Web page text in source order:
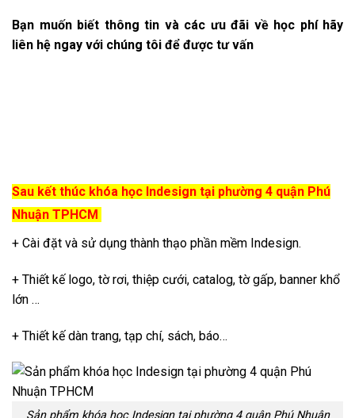
Bạn muốn biết thông tin và các ưu đãi về học phí hãy
liên hệ ngay với chúng tôi để được tư vấn
Sau kết thúc khóa học Indesign tại phường 4 quận Phú
Nhuận TPHCM
+ Cài đặt và sử dụng thành thạo phần mềm Indesign.
+ Thiết kế logo, tờ rơi, thiệp cưới, catalog, tờ gấp, banner khổ
lớn …
+ Thiết kế dàn trang, tạp chí, sách, báo…
Sản phẩm khóa học Indesign tại phường 4 quận Phú Nhuận